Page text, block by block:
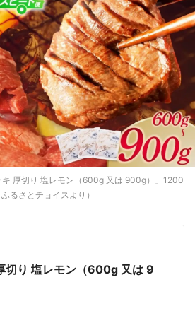
厚切り 塩レモン（600g 又は 900g）」1200
るさとチョイスより）
切り 塩レモン（600g 又は 9